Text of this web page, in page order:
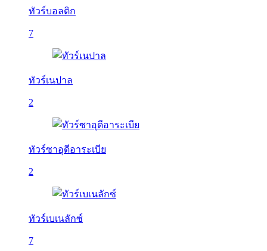
ทัวร์บอลติก
7
ทัวร์เนปาล
2
ทัวร์ซาอุดีอาระเบีย
2
ทัวร์เบเนลักซ์
7